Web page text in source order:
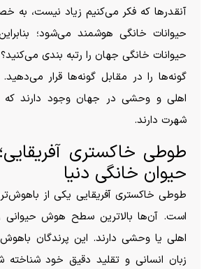
آنقدر‌ها که فکر می‌کنیم زیاد نیست،
حیوانات خانگی هوشمند می‌شود؛
حیوانات خانگی جهان را رتبه بندی
گونه‌ها را در مقابل گونه‌ها قرار
اهلی و وحشی در جهان وجود دارند که
شهرت دارند.
طوطی خاکستری
حیوان خانگی دنیا
طوطی خاکستری آفریقایی یکی از
است. آن‌ها بالاترین سطح هوش حیوانی
اهلی یا وحشی دارند. این پرندگان
زبان انسانی و تقلید دقیق خود شناخته